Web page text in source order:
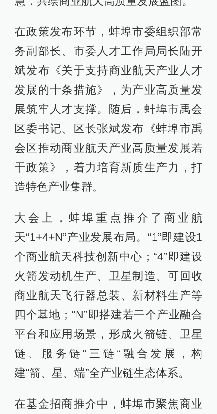
在政策发布环节，蚌埠市委组织部常
务副部长、市委人才工作局局长陆开
斌发布《关于支持商业航天产业人才
发展的十条措施》，为产业高质量发
展筑牢人才支撑。随后，蚌埠市禹会
区委书记、区长张斌发布《蚌埠市禹
会区推动商业航天产业高质量发展若
干政策》，着力培育新质生产力，打
造特色产业集群。
大会上，蚌埠重点推介了商业航
天“1+4+N”产业发展布局。“1”即建设1
个商业航天科技创新中心；“4”即建设
火箭发动机生产、卫星制造、可回收
商业航天飞行器总装、新材料生产等
四个基地；“N”即搭建若干个产业融合
平台和应用场景，形成火箭链、卫星
链、服务链“三链”融合发展，构
建“箭、星、端”全产业链生态体系。
在基金招商推介中，蚌埠市聚焦商业